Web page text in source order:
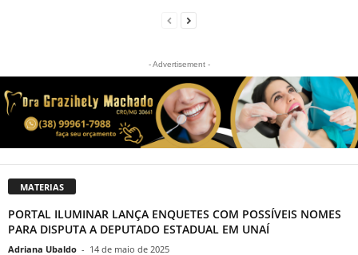
- Advertisement -
MATERIAS
PORTAL ILUMINAR LANÇA ENQUETES COM POSSÍVEIS NOMES
PARA DISPUTA A DEPUTADO ESTADUAL EM UNAÍ
Adriana Ubaldo - 14 de maio de 2025